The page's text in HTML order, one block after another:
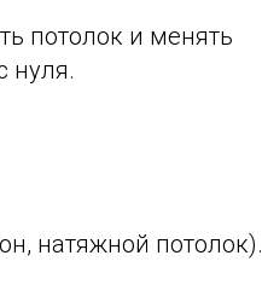
потолок и менять
нуля.
натяжной потолок).